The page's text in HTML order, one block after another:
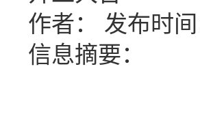
作者：
发布时
信息摘要：